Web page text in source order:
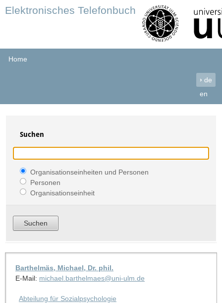
Elektronisches Telefonbuch
Home
› de
en
Suchen
Organisationseinheiten und Personen
Personen
Organisationseinheit
Barthelmäs, Michael, Dr. phil.
E-Mail: michael.barthelmaes@uni-ulm.de
Abteilung für Sozialpsychologie